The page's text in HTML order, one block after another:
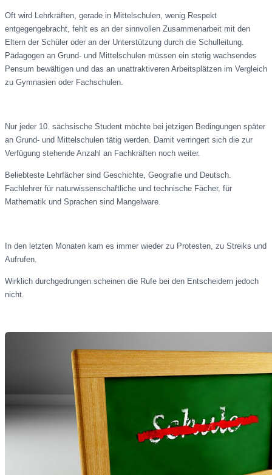
Oft wird Lehrkräften, gerade in Mittelschulen, wenig Respekt
entgegengebracht, fehlt es an der sinnvollen Zusammenarbeit mit den
Eltern der Schüler oder an der Unterstützung durch die Schulleitung.
Pädagogen an Grund- und Mittelschulen müssen ein stetig wachsendes
Pensum bewältigen und das an unattraktiveren Arbeitsplätzen im Vergleich
zu Gymnasien oder Fachschulen.
Nur jeder 10. sächsische Student möchte bei jetzigen Bedingungen später
an Grund- und Mittelschulen tätig werden. Damit verringert sich die zur
Verfügung stehende Anzahl an Fachkräften noch weiter.
Beliebteste Lehrfächer sind Geschichte, Geografie und Deutsch.
Fachlehrer für naturwissenschaftliche und technische Fächer, für
Mathematik und Sprachen sind Mangelware.
In den letzten Monaten kam es immer wieder zu Protesten, zu Streiks und
Aufrufen.
Wirklich durchgedrungen scheinen die Rufe bei den Entscheidern jedoch
nicht.